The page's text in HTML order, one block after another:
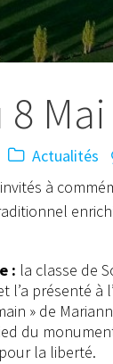
Mai
Actualités
à
: la classe de
présenté à
» de
du
la liberté.